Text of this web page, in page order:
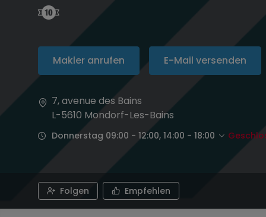
Makler anrufen E-Mail versenden
7, avenue des Bains
L-5610 Mondorf-Les-Bains
Donnerstag 09:00 - 12:00, 14:00 - 18:00
Folgen Empfehlen